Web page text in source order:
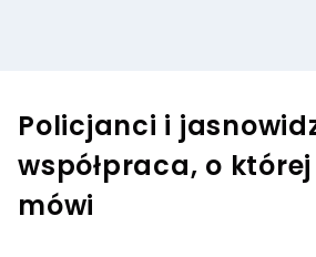
Policjanci i
współpraca, o
mówi